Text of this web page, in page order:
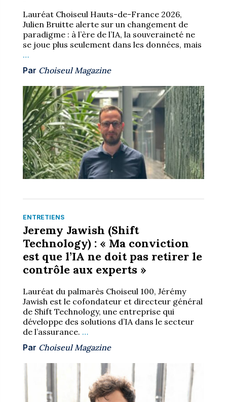
Lauréat Choiseul Hauts-de-France 2026,
Julien Bruitte alerte sur un changement de
paradigme : à l’ère de l’IA, la souveraineté ne
se joue plus seulement dans les données, mais
…
Par Choiseul Magazine
ENTRETIENS
Jeremy Jawish (Shift
Technology) : « Ma conviction
est que l’IA ne doit pas retirer le
contrôle aux experts »
Lauréat du palmarès Choiseul 100, Jérémy
Jawish est le cofondateur et directeur général
de Shift Technology, une entreprise qui
développe des solutions d’IA dans le secteur
de l’assurance. …
Par Choiseul Magazine